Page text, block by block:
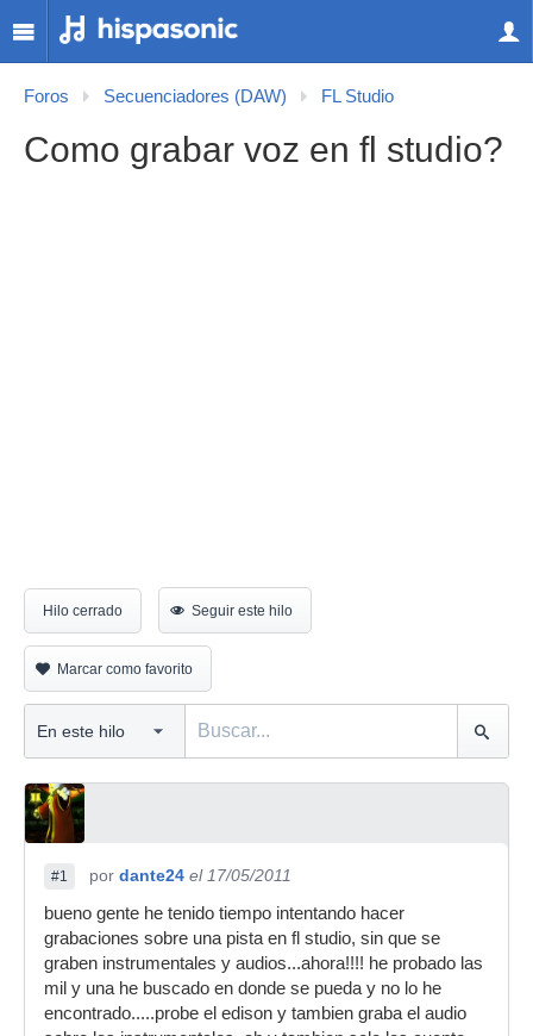
Foros Secuenciadores (DAW) FL Studio
Como grabar voz en fl studio?
Hilo cerrado Seguir este hilo
Marcar como favorito
#1 por dante24 el 17/05/2011
bueno gente he tenido tiempo intentando hacer
grabaciones sobre una pista en fl studio, sin que se
graben instrumentales y audios...ahora!!!! he probado las
mil y una he buscado en donde se pueda y no lo he
encontrado.....probe el edison y tambien graba el audio